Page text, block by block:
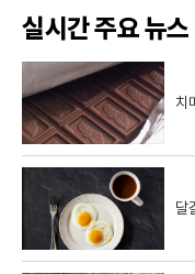
실시간 주요 뉴스
치
달